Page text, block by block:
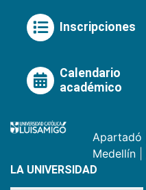
Inscripciones
Calendario
académico
Apartadó
Medellín
LA UNIVERSIDAD